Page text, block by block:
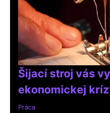
Šijací stroj vás
ekonomickej
Práca